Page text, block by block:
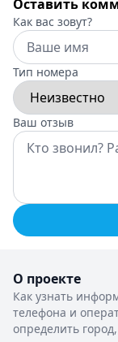
Оставить
Как вас зовут?
Тип номера
Ваш отзыв
О проекте
Как узнать
телефона и
определить